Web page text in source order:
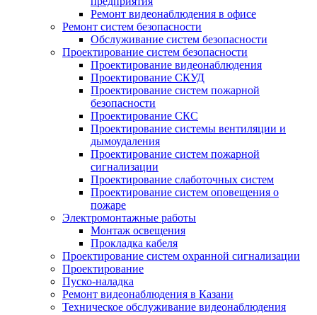
Ремонт видеонаблюдения в офисе
Ремонт систем безопасности
Обслуживание систем безопасности
Проектирование систем безопасности
Проектирование видеонаблюдения
Проектирование СКУД
Проектирование систем пожарной
безопасности
Проектирование СКС
Проектирование системы вентиляции и
дымоудаления
Проектирование систем пожарной
сигнализации
Проектирование слаботочных систем
Проектирование систем оповещения о
пожаре
Электромонтажные работы
Монтаж освещения
Прокладка кабеля
Проектирование систем охранной сигнализации
Проектирование
Пуско-наладка
Ремонт видеонаблюдения в Казани
Техническое обслуживание видеонаблюдения